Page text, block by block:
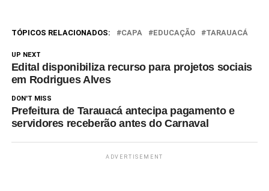
TÓPICOS RELACIONADOS: CAPA EDUCAÇÃO TARAUACÁ
UP NEXT
Edital disponibiliza recurso para projetos sociais
em Rodrigues Alves
DON'T MISS
Prefeitura de Tarauacá antecipa pagamento e
servidores receberão antes do Carnaval
ADVERTISEMENT